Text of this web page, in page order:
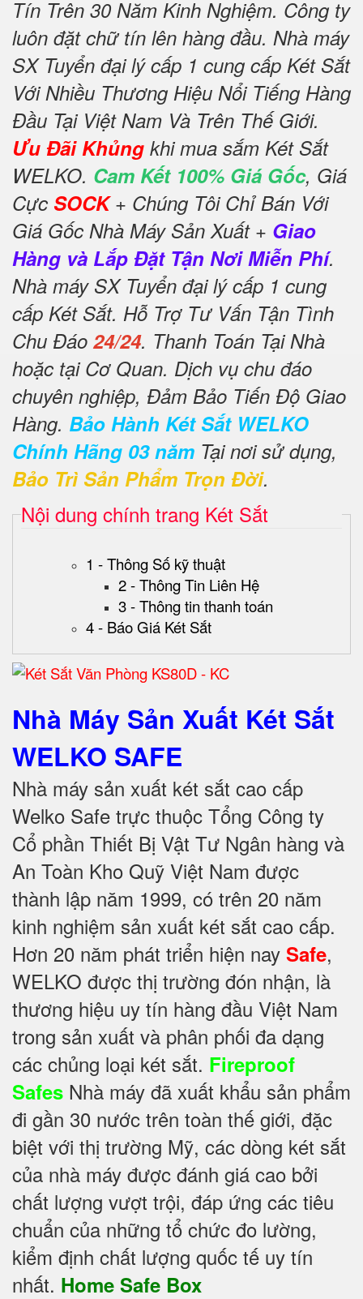
Tín Trên 30 Năm Kinh Nghiệm. Công ty
luôn đặt chữ tín lên hàng đầu. Nhà máy
SX Tuyển đại lý cấp 1 cung cấp Két Sắt
Với Nhiều Thương Hiệu Nổi Tiếng Hàng
Đầu Tại Việt Nam Và Trên Thế Giới.
Ưu Đãi Khủng khi mua sắm Két Sắt
WELKO. Cam Kết 100% Giá Gốc, Giá
Cực SOCK+ Chúng Tôi Chỉ Bán Với
Giá Gốc Nhà Máy Sản Xuất + Giao
Hàng và Lắp Đặt Tận Nơi Miễn Phí.
Nhà máy SX Tuyển đại lý cấp 1 cung
cấp Két Sắt. Hỗ Trợ Tư Vấn Tận Tình
Chu Đáo 24/24. Thanh Toán Tại Nhà
hoặc tại Cơ Quan. Dịch vụ chu đáo
chuyên nghiệp, Đảm Bảo Tiến Độ Giao
Hàng. Bảo Hành Két Sắt WELKO
Chính Hãng 03 năm Tại nơi sử dụng,
Bảo Trì Sản Phẩm Trọn Đời.
Nội dung chính trang Két Sắt
1 - Thông Số kỹ thuật
2 - Thông Tin Liên Hệ
3 - Thông tin thanh toán
4 - Báo Giá Két Sắt
Nhà Máy Sản Xuất Két Sắt
WELKO SAFE
Nhà máy sản xuất két sắt cao cấp
Welko Safe trực thuộc Tổng Công ty
Cổ phần Thiết Bị Vật Tư Ngân hàng và
An Toàn Kho Quỹ Việt Nam được
thành lập năm 1999, có trên 20 năm
kinh nghiệm sản xuất két sắt cao cấp.
Hơn 20 năm phát triển hiện nay Safe,
WELKO được thị trường đón nhận, là
thương hiệu uy tín hàng đầu Việt Nam
trong sản xuất và phân phối đa dạng
các chủng loại két sắt. Fireproof
Safes Nhà máy đã xuất khẩu sản phẩm
đi gần 30 nước trên toàn thế giới, đặc
biệt với thị trường Mỹ, các dòng két sắt
của nhà máy được đánh giá cao bởi
chất lượng vượt trội, đáp ứng các tiêu
chuẩn của những tổ chức đo lường,
kiểm định chất lượng quốc tế uy tín
nhất. Home Safe Box